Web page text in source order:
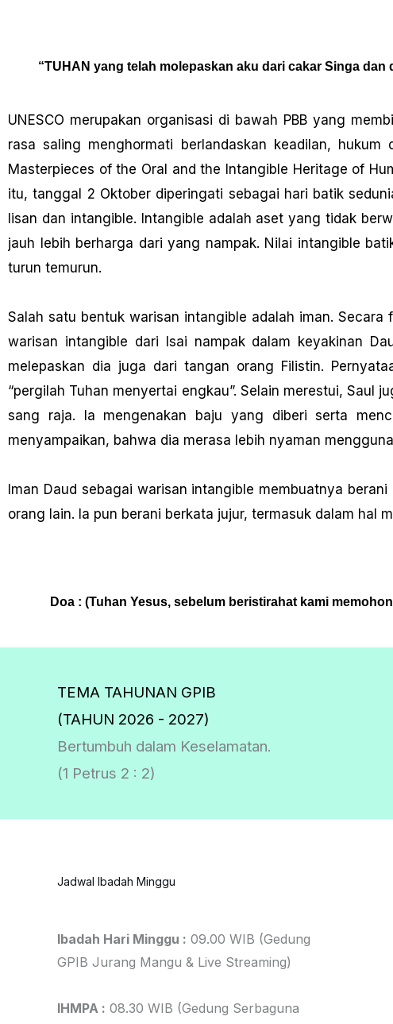
“TUHAN yang telah molepaskan aku dari cakar Singa
UNESCO merupakan organisasi di bawah PBB yang
rasa saling menghormati berlandaskan keadilan,
Masterpieces of the Oral and the Intangible Heritage of
itu, tanggal 2 Oktober diperingati sebagai hari batik
lisan dan intangible. Intangible adalah aset yang tidak
jauh lebih berharga dari yang nampak. Nilai intangible
turun temurun.
Salah satu bentuk warisan intangible adalah iman.
warisan intangible dari Isai nampak dalam keyakinan
melepaskan dia juga dari tangan orang Filistin.
“pergilah Tuhan menyertai engkau”. Selain merestui, Saul
sang raja. la mengenakan baju yang diberi serta
menyampaikan, bahwa dia merasa lebih nyaman
Iman Daud sebagai warisan intangible membuatnya
orang lain. la pun berani berkata jujur, termasuk dalam hal
Doa : (Tuhan Yesus, sebelum beristirahat kami
TEMA TAHUNAN GPIB
(TAHUN 2026 - 2027)
Bertumbuh dalam Keselamatan.
(1 Petrus 2 : 2)
Jadwal Ibadah Minggu
Ibadah Hari Minggu : 09.00 WIB (Gedung
GPIB Jurang Mangu & Live Streaming)
IHMPA : 08.30 WIB (Gedung Serbaguna